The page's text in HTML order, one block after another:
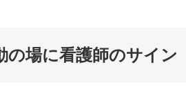
の場に看護師のサイン